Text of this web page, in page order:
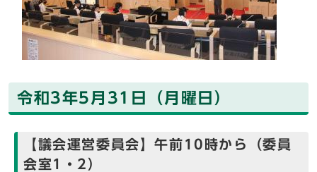
令和3年5月31日（月曜日）
【議会運営委員会】午前10時から（委員
会室1・2）